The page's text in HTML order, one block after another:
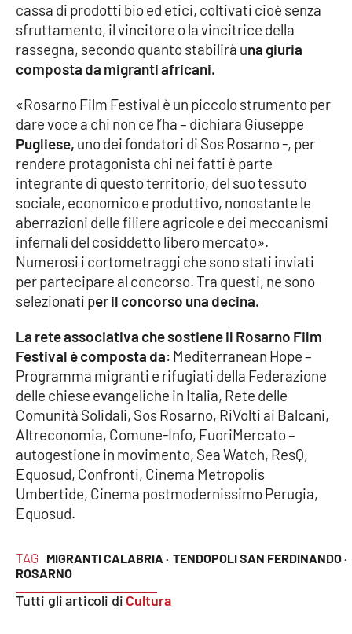
Leggendo Alvaro insieme
Imprese Di Calabria
Le perfidie di Antonella Grippo
Venti di comunicazione
STREAMING
LaC TV
LaC Network
EDIZIONI
LOCALI
Catanzaro
Crotone
Vibo Valentia
Cosenza
TAG MIGRANTI CALABRIA · TENDOPOLI SAN FERDINANDO ·
ROSARNO
Tutti gli articoli di Cultura
cassa di prodotti bio ed etici, coltivati cioè senza
sfruttamento, il vincitore o la vincitrice della
rassegna, secondo quanto stabilirà una giuria
composta da migranti africani.
«Rosarno Film Festival è un piccolo strumento per
dare voce a chi non ce l’ha – dichiara Giuseppe
Pugliese, uno dei fondatori di Sos Rosarno -, per
rendere protagonista chi nei fatti è parte
integrante di questo territorio, del suo tessuto
sociale, economico e produttivo, nonostante le
aberrazioni delle filiere agricole e dei meccanismi
infernali del cosiddetto libero mercato».
Numerosi i cortometraggi che sono stati inviati
per partecipare al concorso. Tra questi, ne sono
selezionati per il concorso una decina.
La rete associativa che sostiene il Rosarno Film
Festival è composta da: Mediterranean Hope –
Programma migranti e rifugiati della Federazione
delle chiese evangeliche in Italia, Rete delle
Comunità Solidali, Sos Rosarno, RiVolti ai Balcani,
Altreconomia, Comune-Info, FuoriMercato –
autogestione in movimento, Sea Watch, ResQ,
Equosud, Confronti, Cinema Metropolis
Umbertide, Cinema postmodernissimo Perugia,
Equosud.